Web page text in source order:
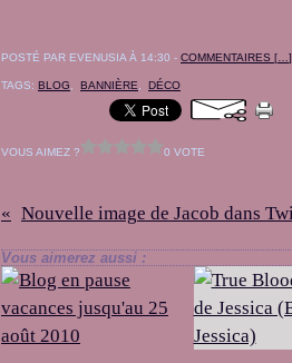
POSTÉ PAR EVENUSIA À 14:30 - COMMENTAIRES [ ]
TAGS: BLOG BANNIÈRE DÉCO
VOUS AIMEZ ? 0 VOTE
Vous aimerez aussi :